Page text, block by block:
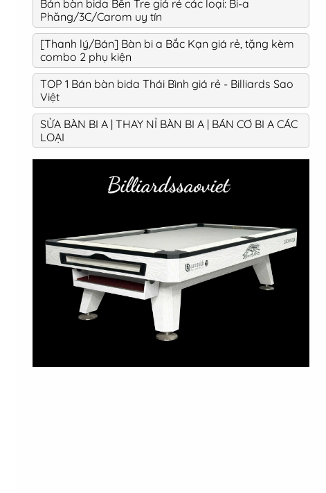
Bán bàn bida Bến Tre giá rẻ các loại: Bi-a
Phăng/3C/Carom uy tín
[Thanh lý/Bán] Bàn bi a Bắc Kạn giá rẻ, tặng kèm
combo 2 phụ kiện
TOP 1 Bán bàn bida Thái Bình giá rẻ - Billiards Sao
Việt
SỬA BÀN BI A | THAY NỈ BÀN BI A | BÁN CƠ BI A CÁC
LOẠI